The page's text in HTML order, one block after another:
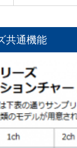
共通機能